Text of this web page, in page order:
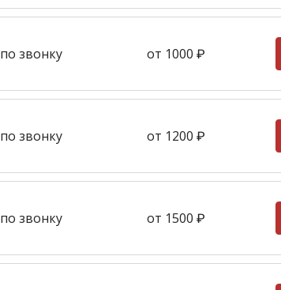
по звонку от 1000 ₽
по звонку от 1200 ₽
по звонку от 1500 ₽